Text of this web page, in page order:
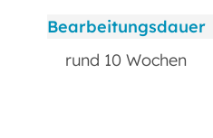
Bearbeitungsdauer
rund 10 Wochen